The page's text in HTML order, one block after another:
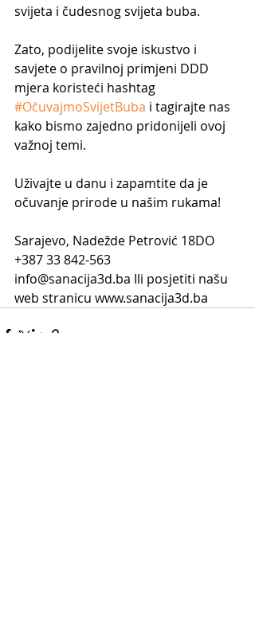
svijeta i čudesnog svijeta buba.
Zato, podijelite svoje iskustvo i
savjete o pravilnoj primjeni DDD
mjera koristeći hashtag
#OčuvajmoSvijetBuba i tagirajte nas
kako bismo zajedno pridonijeli ovoj
važnoj temi.
Uživajte u danu i zapamtite da je
očuvanje prirode u našim rukama!
Sarajevo, Nadežde Petrović 18DO
+387 33 842-563
info@sanacija3d.ba Ili posjetiti našu
web stranicu www.sanacija3d.ba